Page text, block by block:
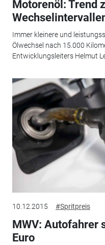
Motorenöl: Trend
Immer kleinere und
Ölwechsel nach 15.000
Entwicklungsleiters Helmut
10.12.2015 #Spritpreis
MWV: Autofahrer
Euro